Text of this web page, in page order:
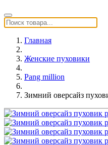
Главная
Женские пуховики
Pang million
Зимний оверсайз